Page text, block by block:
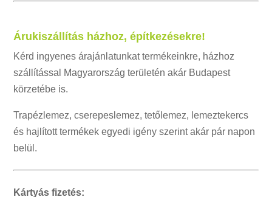
Árukiszállítás házhoz, építkezésekre!
Kérd ingyenes árajánlatunkat termékeinkre, házhoz
szállítással Magyarország területén akár Budapest
körzetébe is.
Trapézlemez, cserepeslemez, tetőlemez, lemeztekercs
és hajlított termékek egyedi igény szerint akár pár napon
belül.
Kártyás fizetés: